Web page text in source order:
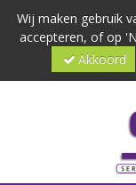
Wij maken gebruik
accepteren, of op
Akkoord